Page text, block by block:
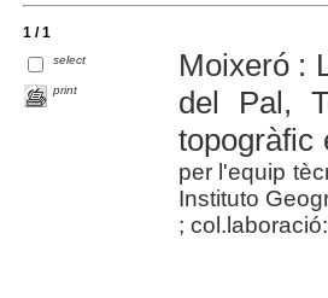
1 / 1
select
print
Moixeró :
del Pal,
topogràfic
per l'equip
Instituto
;